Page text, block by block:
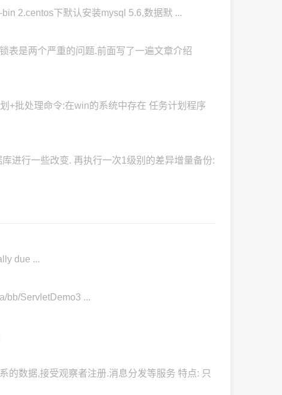
2.centos下默认安装mysql 5.6,数据默 ...
表是两个严重的问题.前面写了一遍文章介绍
+批处理命令:在win的系统中存在 任务计划程序
进行一些改变. 再执行一次1级别的差异增量备份:
due ...
bb/ServletDemo3 ...
的数据,接受观察者注册.消息分发等服务 特点: 只